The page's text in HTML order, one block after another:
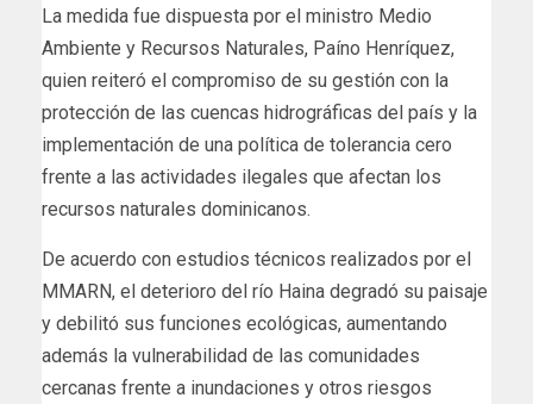
La medida fue dispuesta por el ministro Medio
Ambiente y Recursos Naturales, Paíno Henríquez,
quien reiteró el compromiso de su gestión con la
protección de las cuencas hidrográficas del país y la
implementación de una política de tolerancia cero
frente a las actividades ilegales que afectan los
recursos naturales dominicanos.
De acuerdo con estudios técnicos realizados por el
MMARN, el deterioro del río Haina degradó su paisaje
y debilitó sus funciones ecológicas, aumentando
además la vulnerabilidad de las comunidades
cercanas frente a inundaciones y otros riesgos